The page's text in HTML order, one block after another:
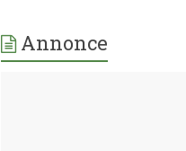
Annonce